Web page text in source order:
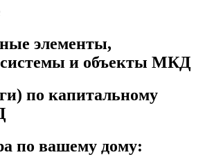
элементы,
и объекты МКД
по капитальному
по вашему дому: